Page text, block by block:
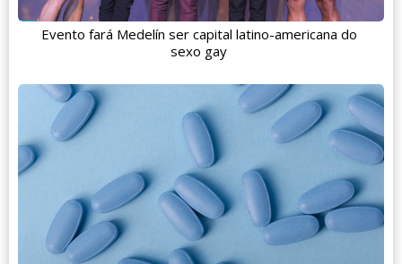
Evento fará Medelín ser capital latino-americana do
sexo gay